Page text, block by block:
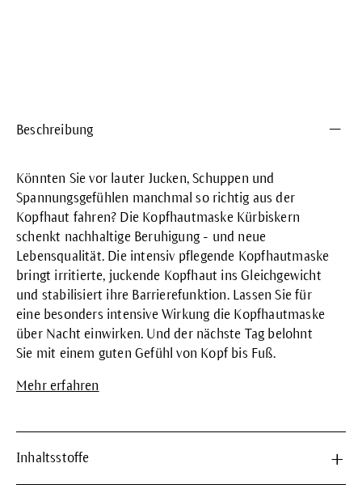
Beschreibung
Könnten Sie vor lauter Jucken, Schuppen und
Spannungsgefühlen manchmal so richtig aus der
Kopfhaut fahren? Die Kopfhautmaske Kürbiskern
schenkt nachhaltige Beruhigung - und neue
Lebensqualität. Die intensiv pflegende Kopfhautmaske
bringt irritierte, juckende Kopfhaut ins Gleichgewicht
und stabilisiert ihre Barrierefunktion. Lassen Sie für
eine besonders intensive Wirkung die Kopfhautmaske
über Nacht einwirken. Und der nächste Tag belohnt
Sie mit einem guten Gefühl von Kopf bis Fuß.
Mehr erfahren
Inhaltsstoffe